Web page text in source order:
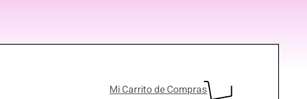
Mi Carrito de Compras